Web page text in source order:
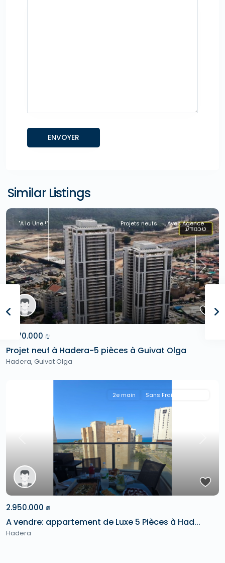
Similar Listings
Previous Next
"A la Une !" Projets neufs Avec Agence
2.570.000 ₪
Projet neuf à Hadera-5 pièces à Guivat Olga
Hadera, Guivat Olga
2e main Sans Frais D'agence
2.950.000 ₪
A vendre: appartement de Luxe 5 Pièces à Had...
Hadera